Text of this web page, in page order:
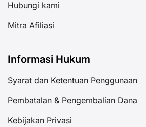
Hubungi kami
Mitra Afiliasi
Informasi Hukum
Syarat dan Ketentuan Penggunaan
Pembatalan & Pengembalian Dana
Kebijakan Privasi